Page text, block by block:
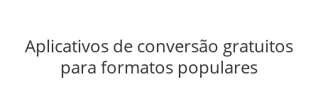
Aplicativos de conversão gratuitos
para formatos populares